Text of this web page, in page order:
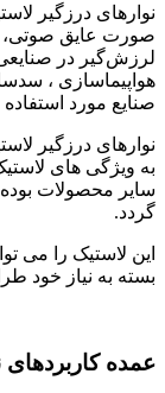
نوارهای درزگیر
صورت عایق صوتی،
لرزش‌گیر در
هواپیماسازی ،
صنایع مورد
نوارهای درزگیر
به ویژگی های
سایر محصولات
گردد.
این لاستیک را می
بسته به نیاز خود
عمده